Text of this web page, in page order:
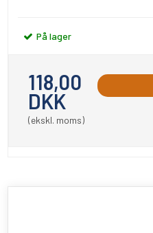
På lager
118,00
DKK
(ekskl. moms)